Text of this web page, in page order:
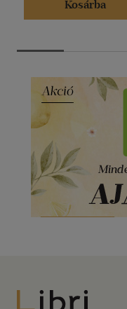
Kosárba
Libri